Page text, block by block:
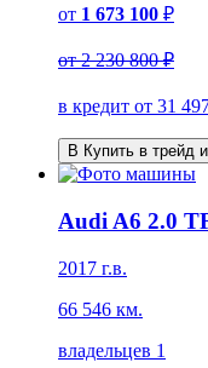
от 1 673 100 ₽
от2 230 800 ₽
в кредит от 31
В Купить в трейд
Audi A6 2.0
2017 г.в.
66 546 км.
владельцев 1